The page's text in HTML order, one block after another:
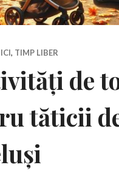
, TIMP LIBER
de
tăticii